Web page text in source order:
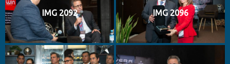
IMG 2092 IMG 2096